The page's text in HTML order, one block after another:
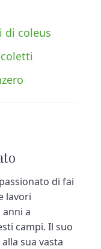
di coleus
di fai
lavori
a
campi. Il suo
sua vasta